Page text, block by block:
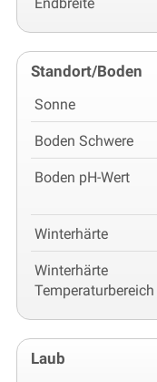
Standort/Boden
Sonne
Boden Schwere
Boden pH-Wert
Winterhärte
Winterhärte
Temperaturbereich
Laub